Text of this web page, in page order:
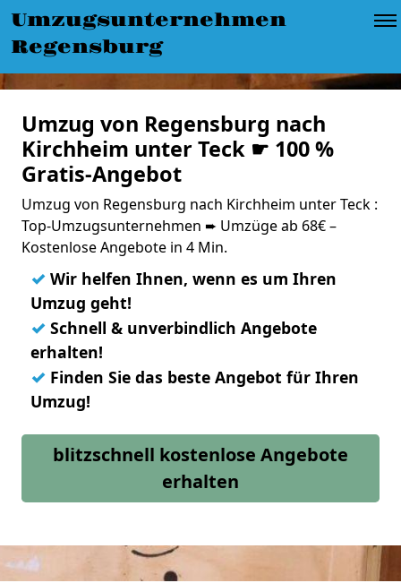
Umzugsunternehmen
Regensburg
Umzug von Regensburg nach
Kirchheim unter Teck ☛ 100 %
Gratis-Angebot
Umzug von Regensburg nach Kirchheim unter Teck :
Top-Umzugsunternehmen ➨ Umzüge ab 68€ –
Kostenlose Angebote in 4 Min.
✓ Wir helfen Ihnen, wenn es um Ihren
Umzug geht!
✓ Schnell & unverbindlich Angebote
erhalten!
✓ Finden Sie das beste Angebot für Ihren
Umzug!
blitzschnell kostenlose Angebote
erhalten